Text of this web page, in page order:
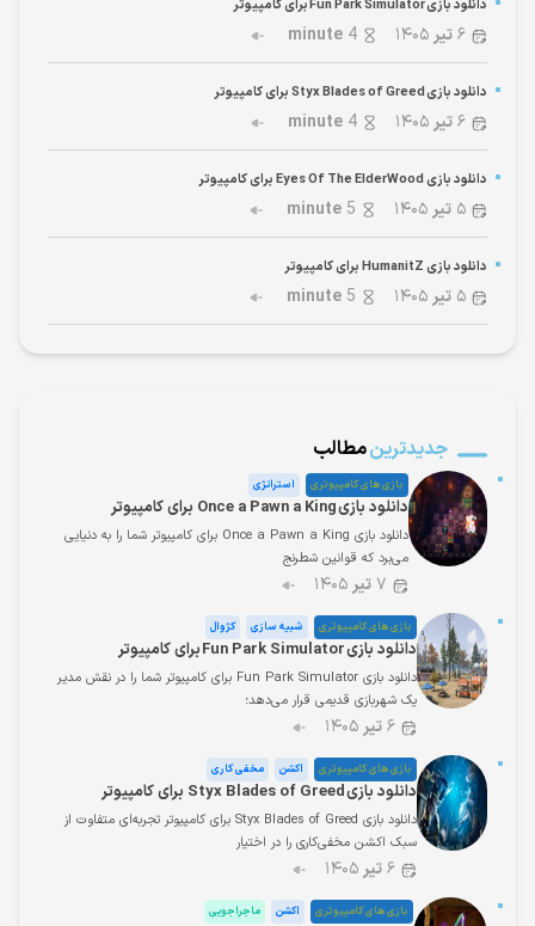
دانلود بازی Fun Park Simulator برای کامپیوتر
۶تیر۱۴۰۵ 4
minute
دانلود بازی Styx Blades of Greed برای کامپیوتر
۶تیر۱۴۰۵ 4
minute
دانلود بازی Eyes Of The ElderWood برای کامپیوتر
۵ تیر۱۴۰۵ 5
minute
دانلود بازی HumanitZ برای کامپیوتر
۵ تیر۱۴۰۵ 5
minute
جدیدترینمطالب
بازی های کامپیوتری استراتژی
دانلود بازی Once a Pawn a King برای کامپیوتر
دانلود بازی Once a Pawn a King برای کامپیوتر شما را به دنیایی
می‌برد که قوانین شطرنج
۷ تیر ۱۴۰۵
بازی های کامپیوتری شبیه سازی کژوال
دانلود بازی Fun Park Simulator برای کامپیوتر
دانلود بازی Fun Park Simulator برای کامپیوتر شما را در نقش مدیر
یک شهربازی قدیمی قرار می‌دهد؛
۶تیر۱۴۰۵
بازی های کامپیوتری اکشن مخفی کاری
دانلود بازی Styx Blades of Greed برای کامپیوتر
دانلود بازی Styx Blades of Greed برای کامپیوتر تجربه‌ای متفاوت از
سبک اکشن مخفی‌کاری را در اختیار
۶تیر۱۴۰۵
بازی های کامپیوتری اکشن ماجراجویی